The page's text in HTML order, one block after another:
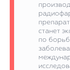
станет
по